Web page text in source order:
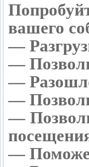
вашего
—
—
—
—
—
—